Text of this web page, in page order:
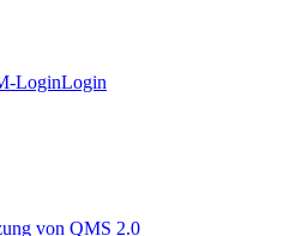
Login
von QMS 2.0